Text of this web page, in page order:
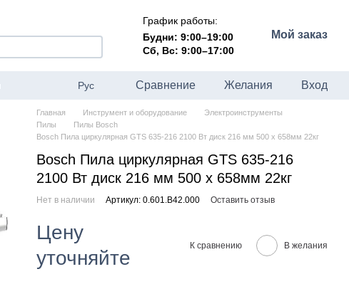
График работы:
Будни: 9:00–19:00
Сб, Вс: 9:00–17:00
Мой заказ
Рус Сравнение Желания Вход
Главная Инструмент и оборудование
Электроинструменты
Пилы
Пилы Bosch
Bosch Пила циркулярная GTS 635-216 2100 Вт диск 216 мм 500 x 658мм 22кг
Bosch Пила циркулярная GTS 635-216
2100 Вт диск 216 мм 500 x 658мм 22кг
Нет в наличии Артикул: 0.601.B42.000 Оставить отзыв
Цену
уточняйте
К сравнению В желания